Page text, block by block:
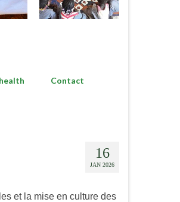
Contact
16
JAN 2026
et la mise en culture des